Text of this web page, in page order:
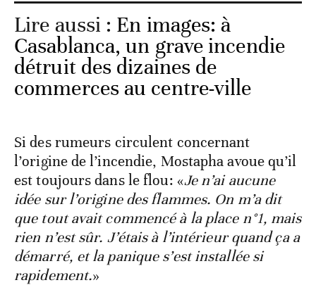
Lire aussi : En images: à
Casablanca, un grave incendie
détruit des dizaines de
commerces au centre-ville
Si des rumeurs circulent concernant
l’origine de l’incendie, Mostapha avoue qu’il
est toujours dans le flou: «Je n’ai aucune
idée sur l’origine des flammes. On m’a dit
que tout avait commencé à la place n°1, mais
rien n’est sûr. J’étais à l’intérieur quand ça a
démarré, et la panique s’est installée si
rapidement.»